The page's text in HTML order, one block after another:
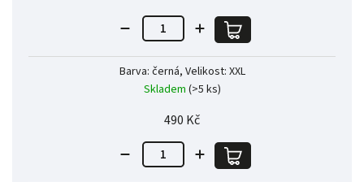
Barva: černá, Velikost: XXL
Skladem (>5 ks)
490 Kč